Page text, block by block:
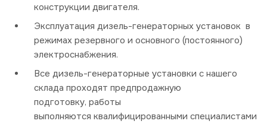
конструкции двигателя.
Эксплуатация дизель-генераторных установок в
режимах резервного и основного (постоянного)
электроснабжения.
Все дизель-генераторные установки с нашего
склада проходят предпродажную
подготовку, работы
выполняются квалифицированными специалистами